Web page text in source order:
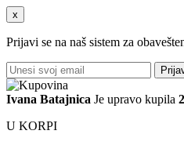
x
Prijavi se na naš sistem za
Ivana Batajnica Je upravo kupila
U KORPI